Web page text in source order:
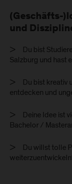
(Geschäfts-
und
> Du bist
Salzburg und hast
> Du bist kreativ
entdecken und
> Deine Idee ist
Bachelor /
> Du willst tolle